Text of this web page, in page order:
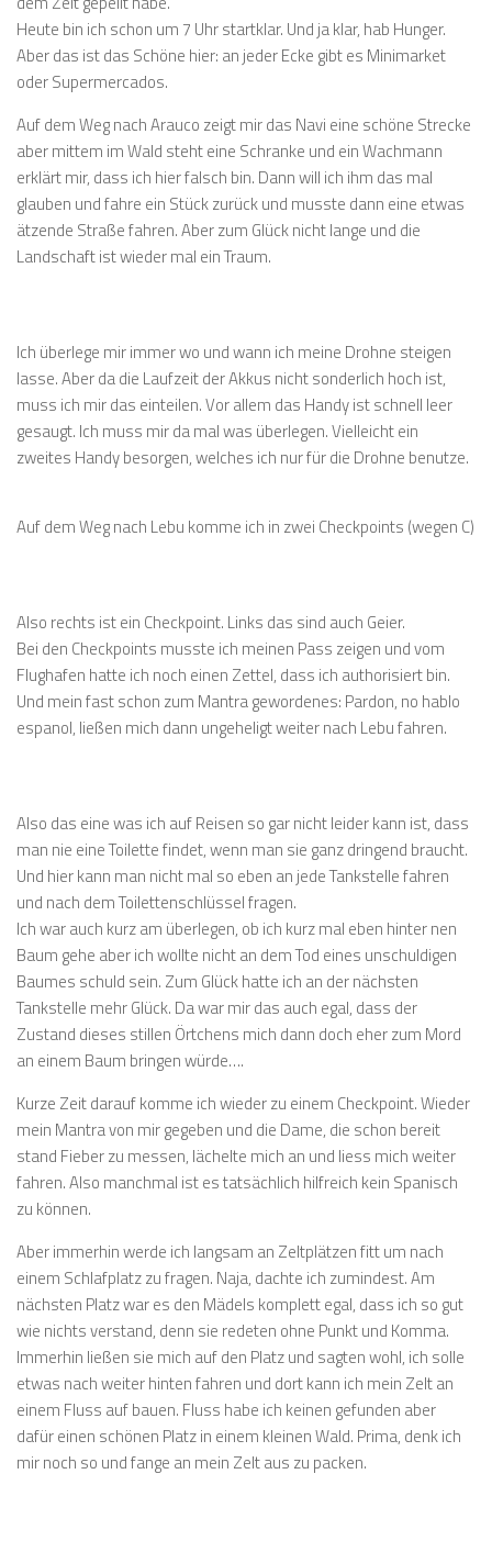
Heute bin ich schon um 7 Uhr startklar. Und ja klar, hab Hunger.
Aber das ist das Schöne hier: an jeder Ecke gibt es Minimarket
oder Supermercados.
Auf dem Weg nach Arauco zeigt mir das Navi eine schöne Strecke
aber mittem im Wald steht eine Schranke und ein Wachmann
erklärt mir, dass ich hier falsch bin. Dann will ich ihm das mal
glauben und fahre ein Stück zurück und musste dann eine etwas
ätzende Straße fahren. Aber zum Glück nicht lange und die
Landschaft ist wieder mal ein Traum.
Ich überlege mir immer wo und wann ich meine Drohne steigen
lasse. Aber da die Laufzeit der Akkus nicht sonderlich hoch ist,
muss ich mir das einteilen. Vor allem das Handy ist schnell leer
gesaugt. Ich muss mir da mal was überlegen. Vielleicht ein
zweites Handy besorgen, welches ich nur für die Drohne benutze.
Auf dem Weg nach Lebu komme ich in zwei Checkpoints (wegen C)
Also rechts ist ein Checkpoint. Links das sind auch Geier.
Bei den Checkpoints musste ich meinen Pass zeigen und vom
Flughafen hatte ich noch einen Zettel, dass ich authorisiert bin.
Und mein fast schon zum Mantra gewordenes: Pardon, no hablo
espanol, ließen mich dann ungeheligt weiter nach Lebu fahren.
Also das eine was ich auf Reisen so gar nicht leider kann ist, dass
man nie eine Toilette findet, wenn man sie ganz dringend braucht.
Und hier kann man nicht mal so eben an jede Tankstelle fahren
und nach dem Toilettenschlüssel fragen.
Ich war auch kurz am überlegen, ob ich kurz mal eben hinter nen
Baum gehe aber ich wollte nicht an dem Tod eines unschuldigen
Baumes schuld sein. Zum Glück hatte ich an der nächsten
Tankstelle mehr Glück. Da war mir das auch egal, dass der
Zustand dieses stillen Örtchens mich dann doch eher zum Mord
an einem Baum bringen würde….
Kurze Zeit darauf komme ich wieder zu einem Checkpoint. Wieder
mein Mantra von mir gegeben und die Dame, die schon bereit
stand Fieber zu messen, lächelte mich an und liess mich weiter
fahren. Also manchmal ist es tatsächlich hilfreich kein Spanisch
zu können.
Aber immerhin werde ich langsam an Zeltplätzen fitt um nach
einem Schlafplatz zu fragen. Naja, dachte ich zumindest. Am
nächsten Platz war es den Mädels komplett egal, dass ich so gut
wie nichts verstand, denn sie redeten ohne Punkt und Komma.
Immerhin ließen sie mich auf den Platz und sagten wohl, ich solle
etwas nach weiter hinten fahren und dort kann ich mein Zelt an
einem Fluss auf bauen. Fluss habe ich keinen gefunden aber
dafür einen schönen Platz in einem kleinen Wald. Prima, denk ich
mir noch so und fange an mein Zelt aus zu packen.